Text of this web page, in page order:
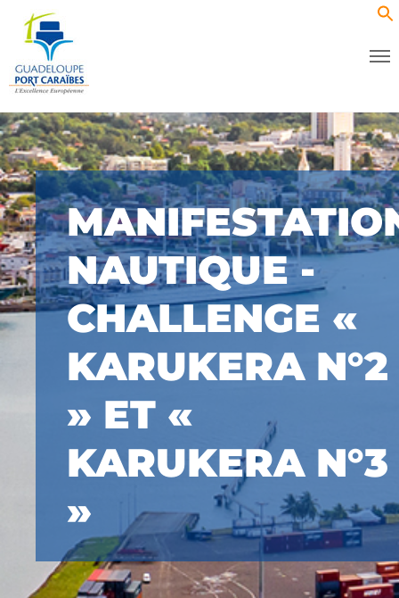
NAUTIQUE -
CHALLENGE «
KARUKERA N°2
» ET «
KARUKERA N°3
»